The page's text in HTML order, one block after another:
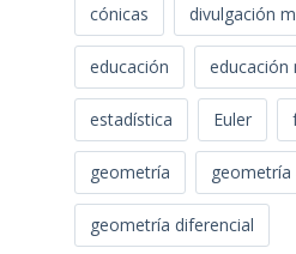
cónicas divulgación
educación educación
estadística Euler
geometría geometría
geometría diferencial